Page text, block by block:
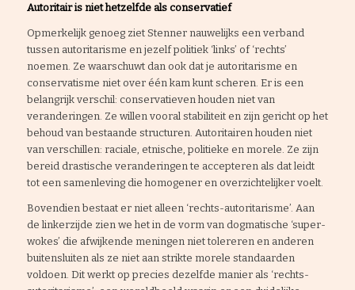
Autoritair is niet hetzelfde als conservatief
Opmerkelijk genoeg ziet Stenner nauwelijks een verband
tussen autoritarisme en jezelf politiek ‘links’ of ‘rechts’
noemen. Ze waarschuwt dan ook dat je autoritarisme en
conservatisme niet over één kam kunt scheren. Er is een
belangrijk verschil: conservatieven houden niet van
veranderingen. Ze willen vooral stabiliteit en zijn gericht op het
behoud van bestaande structuren. Autoritairen houden niet
van verschillen: raciale, etnische, politieke en morele. Ze zijn
bereid drastische veranderingen te accepteren als dat leidt
tot een samenleving die homogener en overzichtelijker voelt.
Bovendien bestaat er niet alleen ‘rechts-autoritarisme’. Aan
de linkerzijde zien we het in de vorm van dogmatische ‘super-
wokes’ die afwijkende meningen niet tolereren en anderen
buitensluiten als ze niet aan strikte morele standaarden
voldoen. Dit werkt op precies dezelfde manier als ‘rechts-